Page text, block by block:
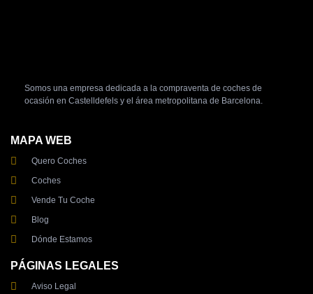
Somos una empresa dedicada a la compraventa de coches de
ocasión en Castelldefels y el área metropolitana de Barcelona.
MAPA WEB
Quero Coches
Coches
Vende Tu Coche
Blog
Dónde Estamos
PÁGINAS LEGALES
Aviso Legal